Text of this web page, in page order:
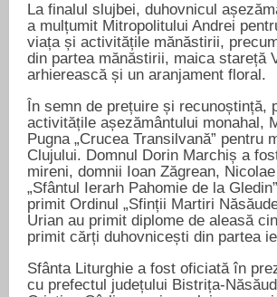
La finalul slujbei, duhovnicul
a mulțumit Mitropolitului Andrei
viața și activitățile mănăstirii,
din partea mănăstirii, maica stareță
arhierească și un aranjament floral.
În semn de prețuire și recunoștință,
activitățile așezământului monahal,
Pugna „Crucea Transilvană”
Clujului. Domnul Dorin Marchiș a
mireni, domnii Ioan Zăgrean,
„Sfântul Ierarh Pahomie de la
primit Ordinul „Sfinții Martiri
Urian au primit diplome de aleasă
primit cărți duhovnicești din partea
Sfânta Liturghie a fost oficiată în
cu prefectul județului Bistrița-